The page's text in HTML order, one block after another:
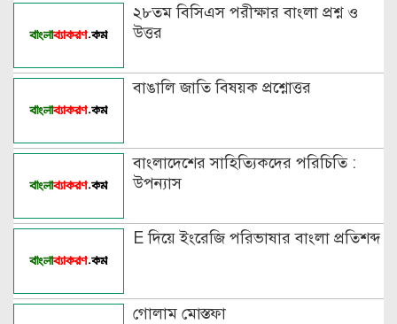
২৮তম বিসিএস পরীক্ষার বাংলা প্রশ্ন ও
উত্তর
বাঙালি জাতি বিষয়ক প্রশ্নোত্তর
বাংলাদেশের সাহিত্যিকদের পরিচিতি :
উপন্যাস
E দিয়ে ইংরেজি পরিভাষার বাংলা প্রতিশব্দ
গোলাম মোস্তফা